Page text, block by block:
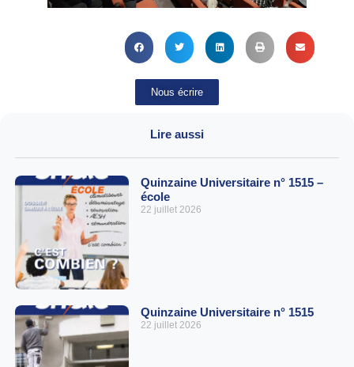
Nous écrire
Lire aussi
Quinzaine Universitaire n° 1515 –
école
22 juillet 2026
Quinzaine Universitaire n° 1515
22 juillet 2026